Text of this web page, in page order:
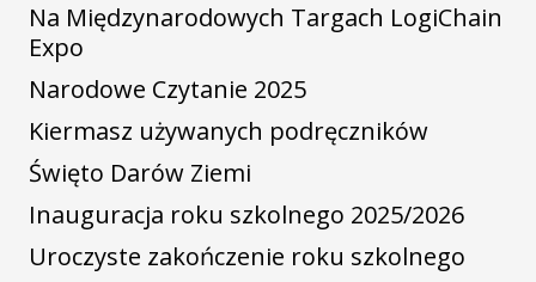
Na Międzynarodowych Targach LogiChain
Expo
Narodowe Czytanie 2025
Kiermasz używanych podręczników
Święto Darów Ziemi
Inauguracja roku szkolnego 2025/2026
Uroczyste zakończenie roku szkolnego